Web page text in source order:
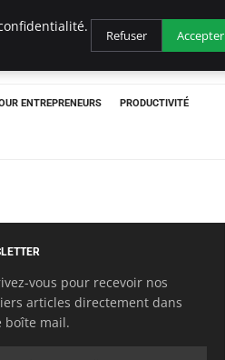
ENTREPRENEURS PRODUCTIVITÉ
vous pour recevoir nos
articles directement dans
boîte mail.
Refuser Accepter